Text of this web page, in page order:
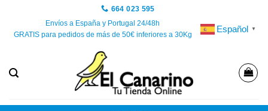
contenido
664 023 595
Envíos a España y Portugal 24/48h
GRATIS para pedidos de más de 50€ inferiores a 30Kg
Español ▼